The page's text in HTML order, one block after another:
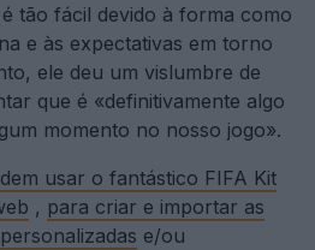
tão fácil devido à forma como
e às expectativas em torno
ele deu um vislumbre de
que é «definitivamente algo
momento no nosso jogo».
usar o fantástico FIFA Kit
, para criar e importar as
e/ou